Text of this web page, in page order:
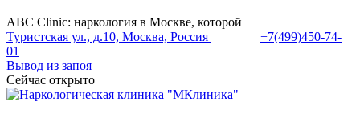
ABC Clinic: наркология в Москве, которой
Туристская ул., д.10, Москва, Россия
+7(499)450-74-
01
Вывод из запоя
Сейчас открыто